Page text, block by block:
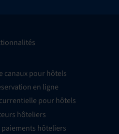
canaux pour hôtels
en ligne
pour hôtels
hôteliers
hôteliers